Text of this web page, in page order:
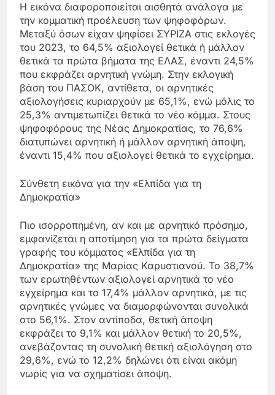
Η εικόνα διαφοροποιείται αισθητά ανάλογα με
την κομματική προέλευση των ψηφοφόρων.
Μεταξύ όσων είχαν ψηφίσει ΣΥΡΙΖΑ στις εκλογές
του 2023, το 64,5% αξιολογεί θετικά ή μάλλον
θετικά τα πρώτα βήματα της ΕΛΑΣ, έναντι 24,5%
που εκφράζει αρνητική γνώμη. Στην εκλογική
βάση του ΠΑΣΟΚ, αντίθετα, οι αρνητικές
αξιολογήσεις κυριαρχούν με 65,1%, ενώ μόλις το
25,3% αντιμετωπίζει θετικά το νέο κόμμα. Στους
ψηφοφόρους της Νέας Δημοκρατίας, το 76,6%
διατυπώνει αρνητική ή μάλλον αρνητική άποψη,
έναντι 15,4% που αξιολογεί θετικά το εγχείρημα.
Σύνθετη εικόνα για την «Ελπίδα για τη
Δημοκρατία»
Πιο ισορροπημένη, αν και με αρνητικό πρόσημο,
εμφανίζεται η αποτίμηση για τα πρώτα δείγματα
γραφής του κόμματος «Ελπίδα για τη
Δημοκρατία» της Μαρίας Καρυστιανού. Το 38,7%
των ερωτηθέντων αξιολογεί αρνητικά το νέο
εγχείρημα και το 17,4% μάλλον αρνητικά, με τις
αρνητικές γνώμες να διαμορφώνονται συνολικά
στο 56,1%. Στον αντίποδα, θετική άποψη
εκφράζει το 9,1% και μάλλον θετική το 20,5%,
ανεβάζοντας τη συνολική θετική αξιολόγηση στο
29,6%, ενώ το 12,2% δηλώνει ότι είναι ακόμη
νωρίς για να σχηματίσει άποψη.